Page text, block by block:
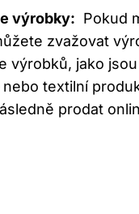
výrobky:
Pokud
zvažovat
výrobků, jako
textilní
prodat